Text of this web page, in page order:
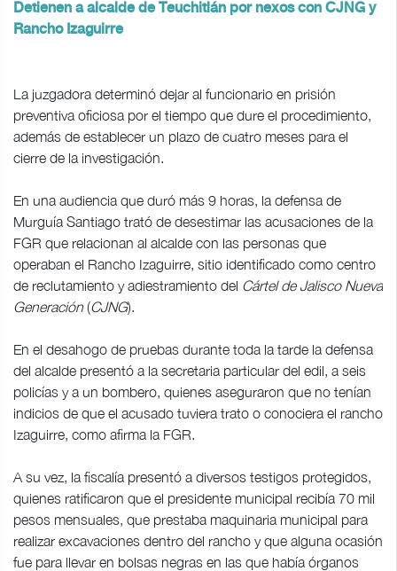
Detienen a alcalde de Teuchitlán por nexos con CJNG y
Rancho Izaguirre
La juzgadora determinó dejar al funcionario en prisión
preventiva oficiosa por el tiempo que dure el procedimiento,
además de establecer un plazo de cuatro meses para el
cierre de la investigación.
En una audiencia que duró más 9 horas, la defensa de
Murguía Santiago trató de desestimar las acusaciones de la
FGR que relacionan al alcalde con las personas que
operaban el Rancho Izaguirre, sitio identificado como centro
de reclutamiento y adiestramiento del Cártel de Jalisco Nueva
Generación(CJNG).
En el desahogo de pruebas durante toda la tarde la defensa
del alcalde presentó a la secretaria particular del edil, a seis
policías y a un bombero, quienes aseguraron que no tenían
indicios de que el acusado tuviera trato o conociera el rancho
Izaguirre, como afirma la FGR.
A su vez, la fiscalía presentó a diversos testigos protegidos,
quienes ratificaron que el presidente municipal recibía 70 mil
pesos mensuales, que prestaba maquinaria municipal para
realizar excavaciones dentro del rancho y que alguna ocasión
fue para llevar en bolsas negras en las que había órganos